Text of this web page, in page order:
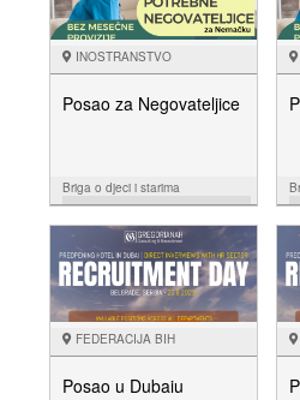
INOSTRANSTVO
Posao za Negovateljice
Briga o djeci i starima
NUDIM
FEDERACIJA BIH
Posao u Dubaiu